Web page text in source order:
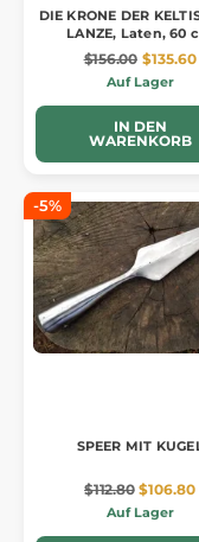
DIE KRONE DER
LANZE, Laten, 60
$156.00 $135.60
Auf Lager
IN DEN
WARENKORB
-5%
SPEER MIT
$112.80 $106.80
Auf Lager